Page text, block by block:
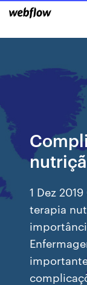
1 Dez
terapia